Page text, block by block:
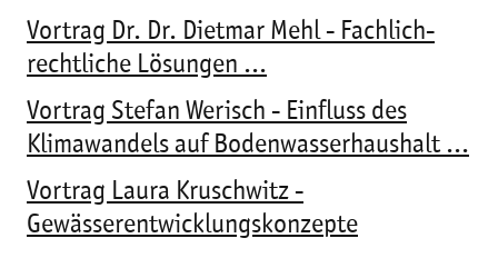
Vortrag Dr. Dr. Dietmar Mehl - Fachlich-
rechtliche Lösungen ...
Vortrag Stefan Werisch - Einfluss des
Klimawandels auf Bodenwasserhaushalt ...
Vortrag Laura Kruschwitz -
Gewässerentwicklungskonzepte